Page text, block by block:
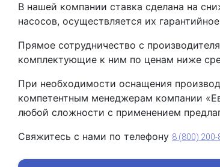
В нашей компании ставка сделана на
насосов, осуществляется их
Прямое сотрудничество с
комплектующие к ним по ценам ниже
При необходимости оснащения
компетентным менеджерам компании
любой сложности с применением
Свяжитесь с нами по телефону 8 (800) 200-